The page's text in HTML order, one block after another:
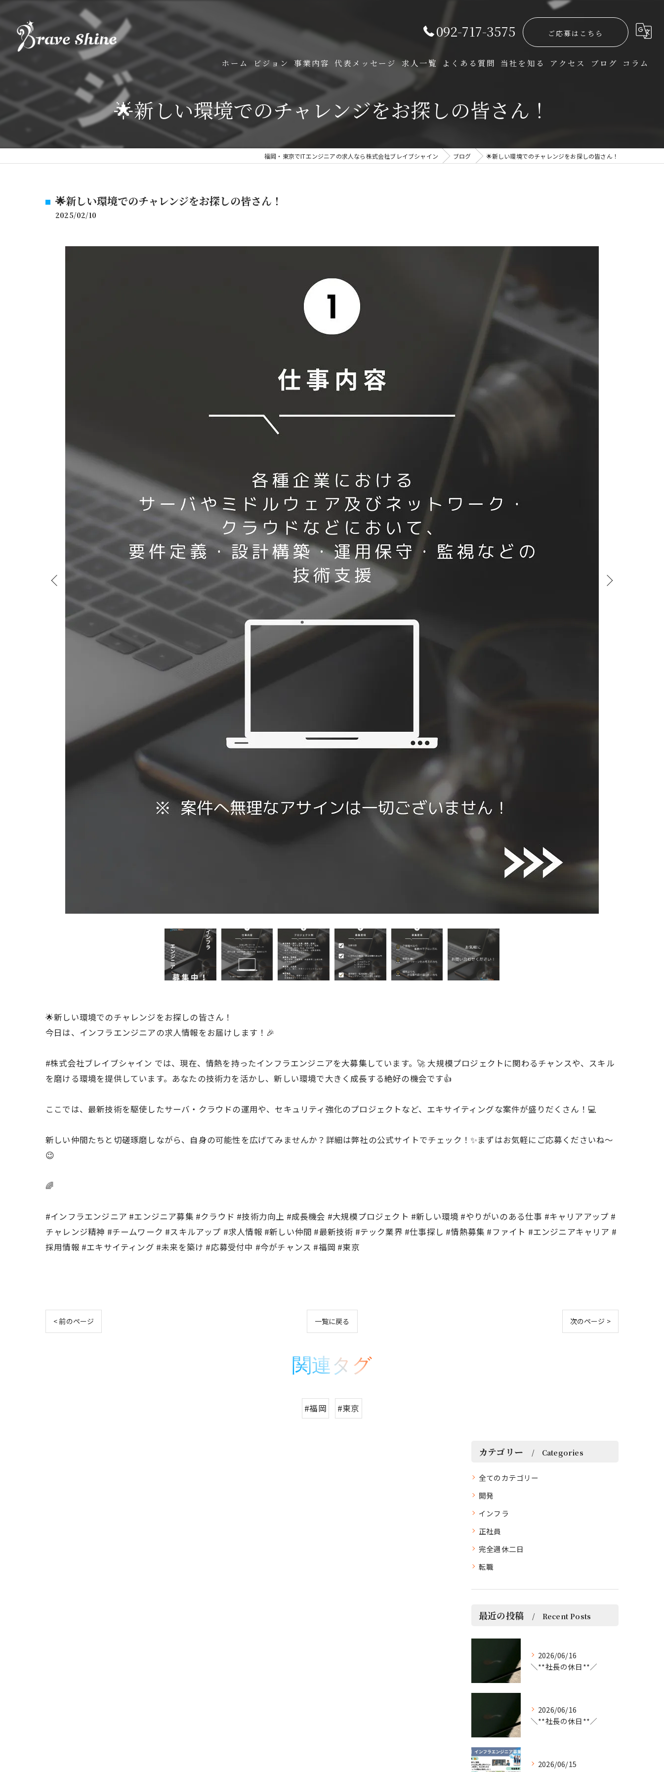
092-717-3575 ご応募はこちら
ホーム ビジョン 事業内容
ITソリューション事業
プロダクション事業
代表メッセージ 求人一覧 よくある質問 当社を知る
インフラ
アクセス ブログ コラム
🌟新しい環境でのチャレンジをお探しの皆さん！
福岡・東京でITエンジニアの求人なら株式会社ブレイブシャイン ブログ 🌟新しい環境でのチャレンジをお探しの皆さん！
🌟新しい環境でのチャレンジをお探しの皆さん！
2025/02/10
🌟新しい環境でのチャレンジをお探しの皆さん！
今日は、インフラエンジニアの求人情報をお届けします！🎉
#株式会社ブレイブシャイン では、現在、情熱を持ったインフラエンジニアを大募集しています。🚀 大規模プロジェクトに関わるチャンスや、スキル
を磨ける環境を提供しています。あなたの技術力を活かし、新しい環境で大きく成長する絶好の機会です👍
ここでは、最新技術を駆使したサーバ・クラウドの運用や、セキュリティ強化のプロジェクトなど、エキサイティングな案件が盛りだくさん！💻
新しい仲間たちと切磋琢磨しながら、自身の可能性を広げてみませんか？詳細は弊社の公式サイトでチェック！✨まずはお気軽にご応募くださいね〜
😉
🌈
#インフラエンジニア #エンジニア募集 #クラウド #技術力向上 #成長機会 #大規模プロジェクト #新しい環境 #やりがいのある仕事 #キャリアアップ #
チャレンジ精神 #チームワーク #スキルアップ #求人情報 #新しい仲間 #最新技術 #テック業界 #仕事探し #情熱募集 #ファイト #エンジニアキャリア #
採用情報 #エキサイティング #未来を築け #応募受付中 #今がチャンス #福岡 #東京
< 前のページ 一覧に戻る 次のページ >
関連タグ
#福岡 #東京
カテゴリー Categories
全てのカテゴリー
開発
インフラ
正社員
完全週休二日
転職
最近の投稿 Recent Posts
2026/06/16
＼**社長の休日**／
2026/06/16
＼**社長の休日**／
2026/06/15